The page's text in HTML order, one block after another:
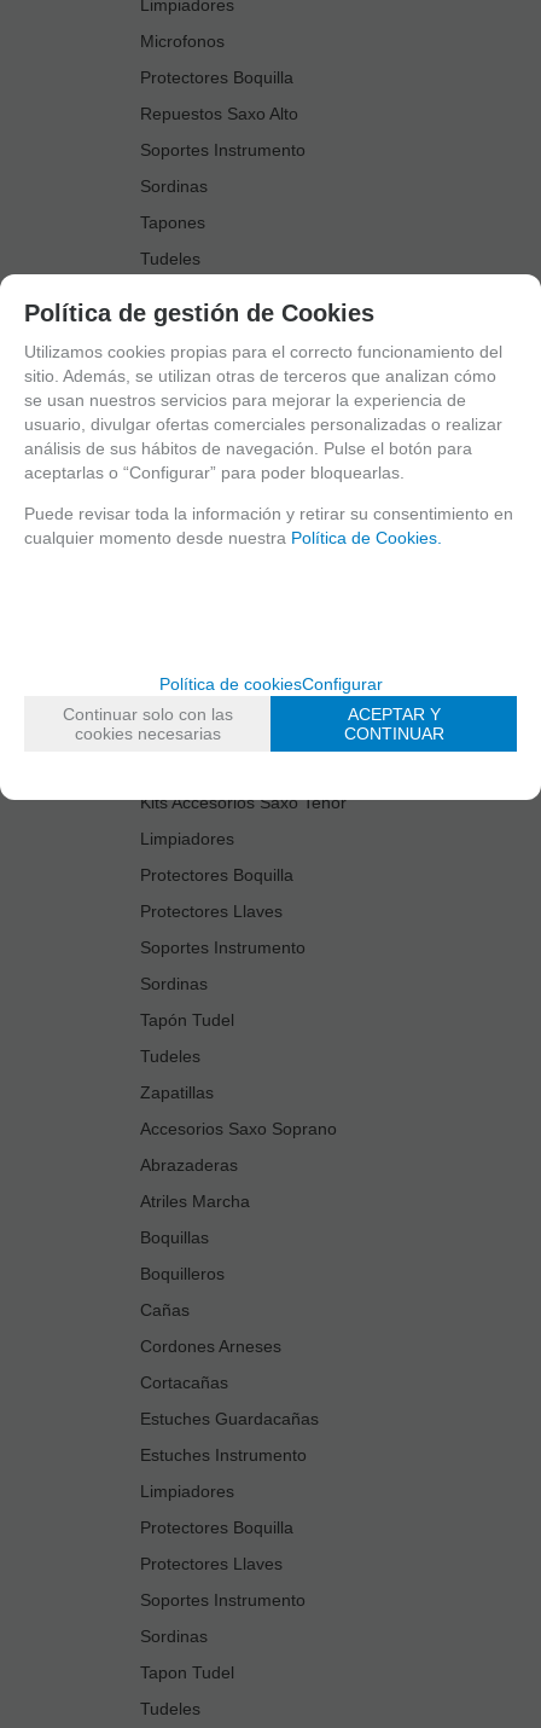
Limpiadores
Microfonos
Protectores Boquilla
Repuestos Saxo Alto
Soportes Instrumento
Sordinas
Tapones
Tudeles
Accesorios Saxo Tenor
Abrazaderas
Anillo Fonico Saxo Tenor
Atriles Marcha
Boquillas
Boquilleros
Cañas
Estuches Guardacañas
Estuches Instrumento
Kits Accesorios Saxo Tenor
Limpiadores
Protectores Boquilla
Protectores Llaves
Soportes Instrumento
Sordinas
Tapón Tudel
Tudeles
Zapatillas
Accesorios Saxo Soprano
Abrazaderas
Atriles Marcha
Boquillas
Boquilleros
Cañas
Cordones Arneses
Cortacañas
Estuches Guardacañas
Estuches Instrumento
Limpiadores
Protectores Boquilla
Protectores Llaves
Soportes Instrumento
Sordinas
Tapon Tudel
Tudeles
Política de gestión de Cookies
Utilizamos cookies propias para el correcto funcionamiento del
sitio. Además, se utilizan otras de terceros que analizan cómo
se usan nuestros servicios para mejorar la experiencia de
usuario, divulgar ofertas comerciales personalizadas o realizar
análisis de sus hábitos de navegación. Pulse el botón para
aceptarlas o “Configurar” para poder bloquearlas.
Puede revisar toda la información y retirar su consentimiento en
cualquier momento desde nuestra Política de Cookies.
Política de cookiesConfigurar
Continuar solo con las
cookies necesarias
ACEPTAR Y
CONTINUAR